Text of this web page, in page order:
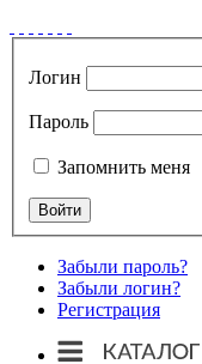
Логин
Пароль
Запомнить меня
Забыли пароль?
Забыли логин?
Регистрация